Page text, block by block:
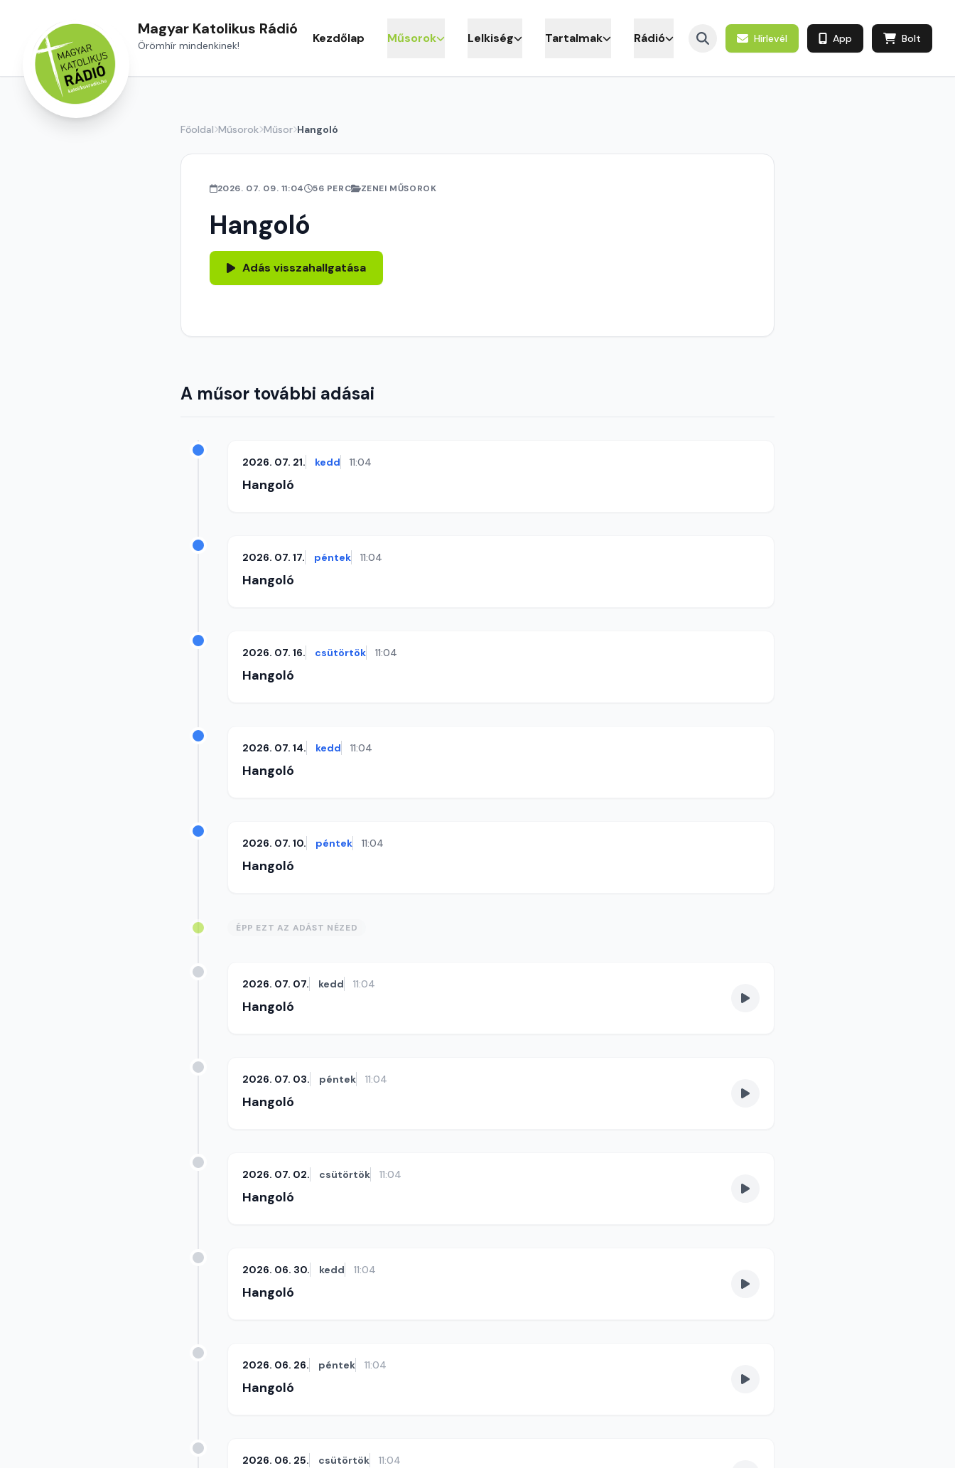
Magyar Katolikus Rádió
Örömhír mindenkinek! Kezdőlap Műsorok Lelkiség Tartalmak Rádió Hírlevél App Bolt
Főoldal Műsorok Műsor Hangoló
2026. 07. 09. 11:04 56 PERC ZENEI MŰSOROK
Hangoló
Adás visszahallgatása
A műsor további adásai
2026. 07. 21. kedd 11:04
Hangoló
2026. 07. 17. péntek 11:04
Hangoló
2026. 07. 16. csütörtök 11:04
Hangoló
2026. 07. 14. kedd 11:04
Hangoló
2026. 07. 10. péntek 11:04
Hangoló
ÉPP EZT AZ ADÁST NÉZED
2026. 07. 07. kedd 11:04
Hangoló
2026. 07. 03. péntek 11:04
Hangoló
2026. 07. 02. csütörtök 11:04
Hangoló
2026. 06. 30. kedd 11:04
Hangoló
2026. 06. 26. péntek 11:04
Hangoló
2026. 06. 25. csütörtök 11:04